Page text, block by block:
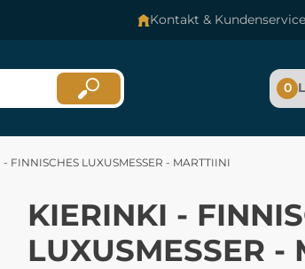
Kontakt & Kundenservice
0
FINNISCHES LUXUSMESSER - MARTTIINI
KIERINKI -
LUXUSMESSER -